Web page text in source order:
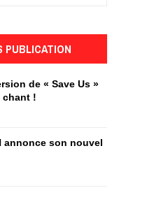
PUBLICATION
de « Save Us »
chant !
annonce son nouvel